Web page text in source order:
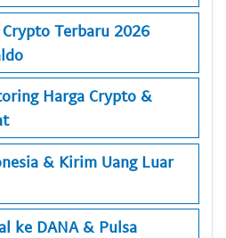
Terbaru 2026
Harga Crypto &
& Kirim Uang Luar
ke DANA & Pulsa